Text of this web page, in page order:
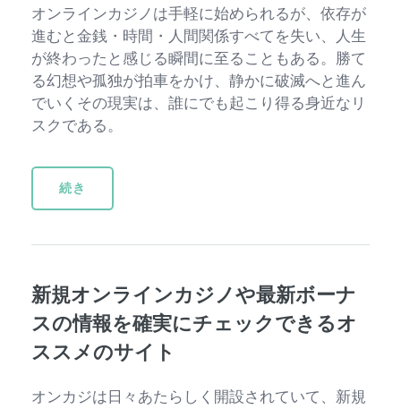
オンラインカジノは手軽に始められるが、依存が
進むと金銭・時間・人間関係すべてを失い、人生
が終わったと感じる瞬間に至ることもある。勝て
る幻想や孤独が拍車をかけ、静かに破滅へと進ん
でいくその現実は、誰にでも起こり得る身近なリ
スクである。
続き
新規オンラインカジノや最新ボーナ
スの情報を確実にチェックできるオ
ススメのサイト
オンカジは日々あたらしく開設されていて、新規